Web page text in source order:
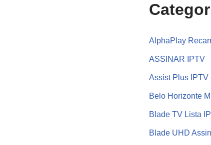
AlphaPlay
ASSINAR IPTV
Assist Plus IPTV
Belo Horizonte
Blade TV Lista
Blade UHD